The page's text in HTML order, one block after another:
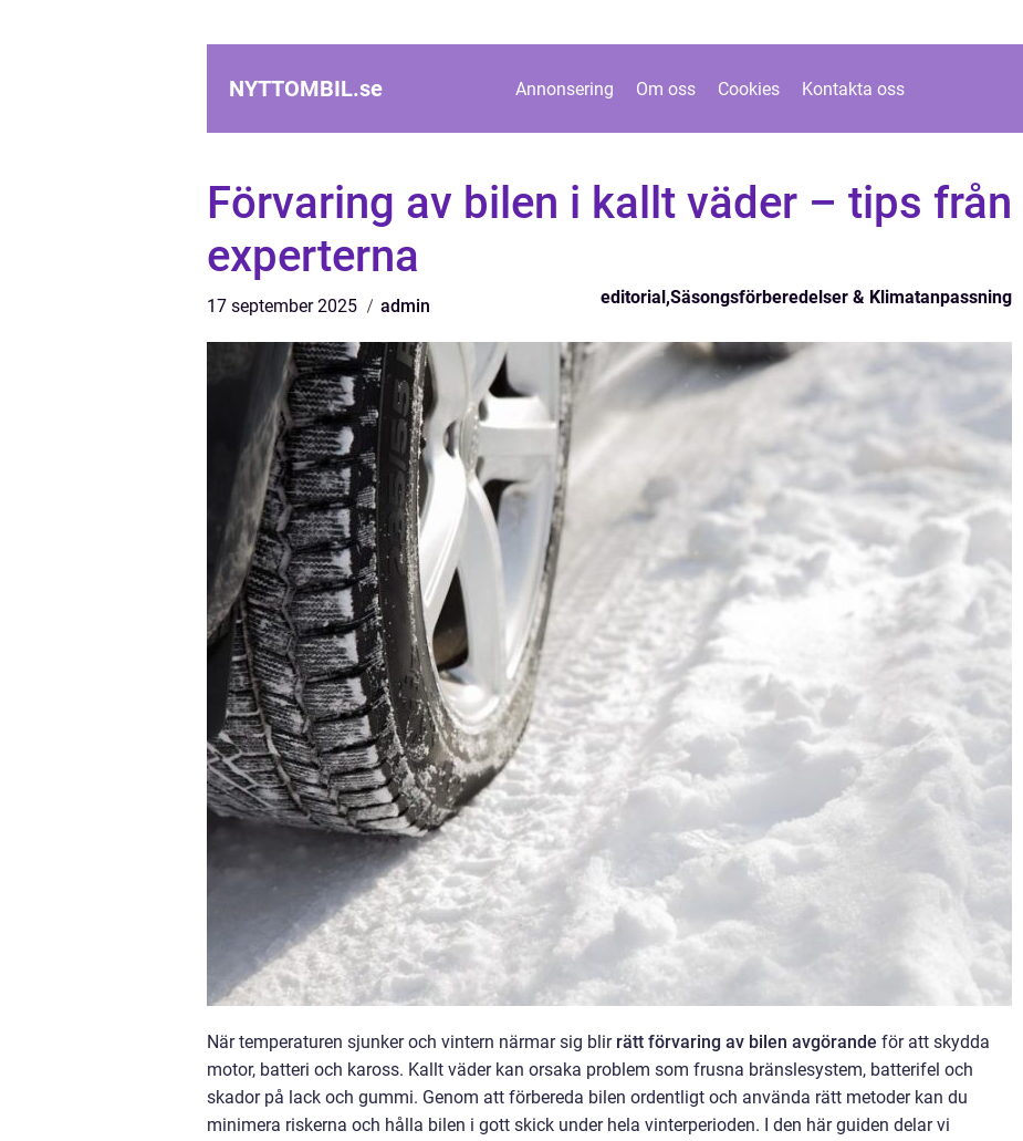
NYTTOMBIL.se Annonsering Om oss Cookies Kontakta oss
Förvaring av bilen i kallt väder – tips från
experterna
17 september 2025 admin editorial,Säsongsförberedelser & Klimatanpassning
När temperaturen sjunker och vintern närmar sig blir rätt förvaring av bilen avgörande för att skydda
motor, batteri och kaross. Kallt väder kan orsaka problem som frusna bränslesystem, batterifel och
skador på lack och gummi. Genom att förbereda bilen ordentligt och använda rätt metoder kan du
minimera riskerna och hålla bilen i gott skick under hela vinterperioden. I den här guiden delar vi